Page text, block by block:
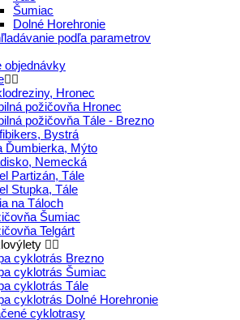
Šumiac
Dolné Horehronie
podľa parametrov
objednávky
Hronec
požičovňa Hronec
požičovňa Tále - Brezno
Bystrá
Ďumbierka, Mýto
Nemecká
Partizán, Tále
Stupka, Tále
na Táloch
Šumiac
Telgárt
cyklotrás Brezno
cyklotrás Šumiac
cyklotrás Tále
cyklotrás Dolné Horehronie
cyklotrasy